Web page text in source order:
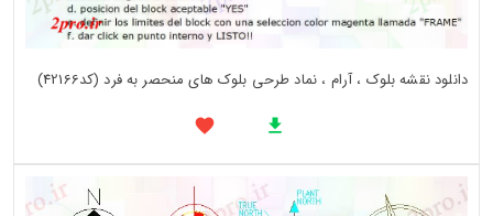
دانلود نقشه بلوک ، آرام ، نماد طرحی بلوک های منحصر به فرد (کد42166)